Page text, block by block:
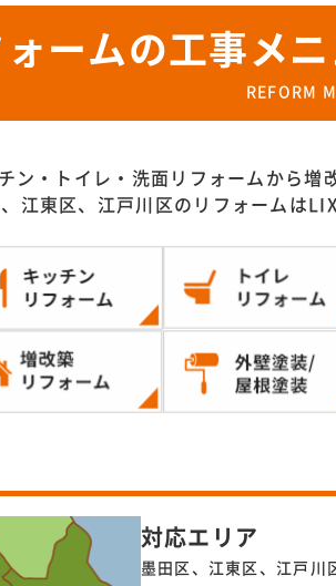
ォームの工事メ
REFORM
ン・トイレ・洗面リフォームから増
江東区、江戸川区のリフォームは
対応エリア
墨田区、江東区、江戸川